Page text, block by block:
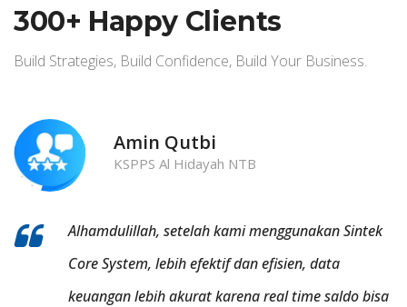
300+ Happy Clients
Build Strategies, Build Confidence, Build Your Business.
Eko Tugino
KSPPS Nururrohmah Kebumen
Transaksi mudah bisa antar cabang, pencarian
data penanganan pembiayaan lebih mudah, dan
yang cukup berkesan, adalah menyelamatkan